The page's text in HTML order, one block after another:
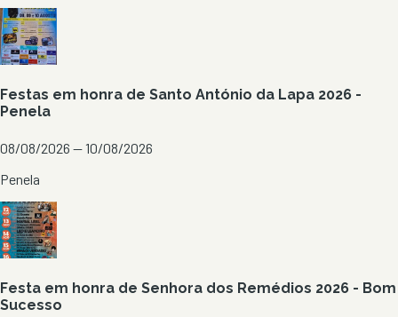
Festas em honra de Santo António da Lapa 2026 -
Penela
08/08/2026 — 10/08/2026
Penela
Festa em honra de Senhora dos Remédios 2026 - Bom
Sucesso